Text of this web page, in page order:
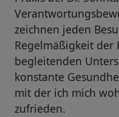
zeichnen jeden
Regelmäßigkeit
begleitenden
konstante
mit der ich mich
zufrieden.